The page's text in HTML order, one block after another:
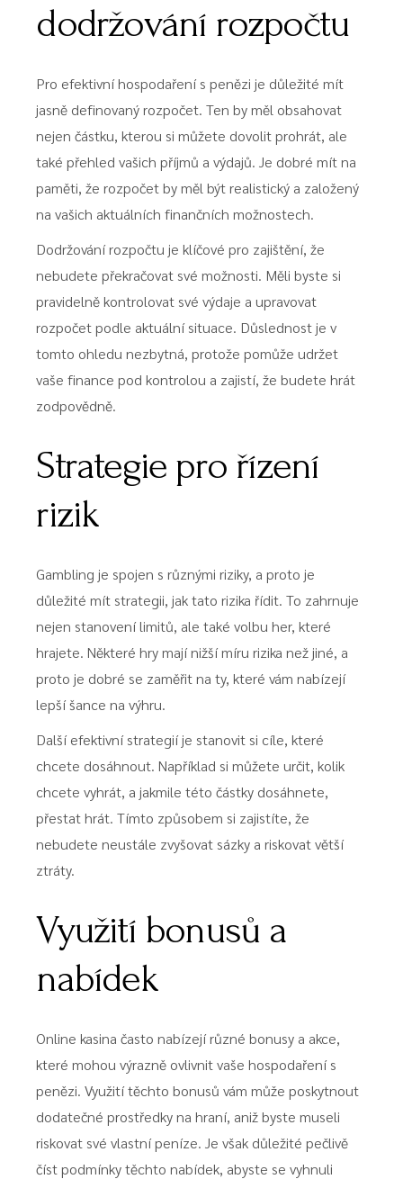
dodržování rozpočtu
Pro efektivní hospodaření s penězi je důležité mít
jasně definovaný rozpočet. Ten by měl obsahovat
nejen částku, kterou si můžete dovolit prohrát, ale
také přehled vašich příjmů a výdajů. Je dobré mít na
paměti, že rozpočet by měl být realistický a založený
na vašich aktuálních finančních možnostech.
Dodržování rozpočtu je klíčové pro zajištění, že
nebudete překračovat své možnosti. Měli byste si
pravidelně kontrolovat své výdaje a upravovat
rozpočet podle aktuální situace. Důslednost je v
tomto ohledu nezbytná, protože pomůže udržet
vaše finance pod kontrolou a zajistí, že budete hrát
zodpovědně.
Strategie pro řízení
rizik
Gambling je spojen s různými riziky, a proto je
důležité mít strategii, jak tato rizika řídit. To zahrnuje
nejen stanovení limitů, ale také volbu her, které
hrajete. Některé hry mají nižší míru rizika než jiné, a
proto je dobré se zaměřit na ty, které vám nabízejí
lepší šance na výhru.
Další efektivní strategií je stanovit si cíle, které
chcete dosáhnout. Například si můžete určit, kolik
chcete vyhrát, a jakmile této částky dosáhnete,
přestat hrát. Tímto způsobem si zajistíte, že
nebudete neustále zvyšovat sázky a riskovat větší
ztráty.
Využití bonusů a
nabídek
Online kasina často nabízejí různé bonusy a akce,
které mohou výrazně ovlivnit vaše hospodaření s
penězi. Využití těchto bonusů vám může poskytnout
dodatečné prostředky na hraní, aniž byste museli
riskovat své vlastní peníze. Je však důležité pečlivě
číst podmínky těchto nabídek, abyste se vyhnuli